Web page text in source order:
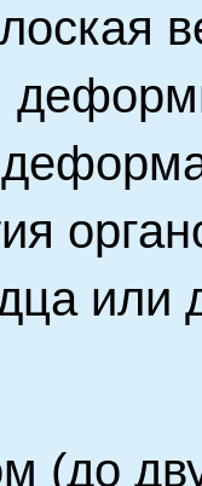
(до